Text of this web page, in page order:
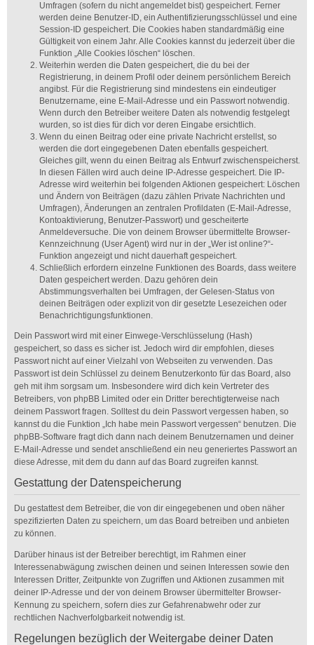
Umfragen (sofern du nicht angemeldet bist) gespeichert. Ferner
werden deine Benutzer-ID, ein Authentifizierungsschlüssel und eine
Session-ID gespeichert. Die Cookies haben standardmäßig eine
Gültigkeit von einem Jahr. Alle Cookies kannst du jederzeit über die
Funktion „Alle Cookies löschen“ löschen.
Weiterhin werden die Daten gespeichert, die du bei der
Registrierung, in deinem Profil oder deinem persönlichem Bereich
angibst. Für die Registrierung sind mindestens ein eindeutiger
Benutzername, eine E-Mail-Adresse und ein Passwort notwendig.
Wenn durch den Betreiber weitere Daten als notwendig festgelegt
wurden, so ist dies für dich vor deren Eingabe ersichtlich.
Wenn du einen Beitrag oder eine private Nachricht erstellst, so
werden die dort eingegebenen Daten ebenfalls gespeichert.
Gleiches gilt, wenn du einen Beitrag als Entwurf zwischenspeicherst.
In diesen Fällen wird auch deine IP-Adresse gespeichert. Die IP-
Adresse wird weiterhin bei folgenden Aktionen gespeichert: Löschen
und Ändern von Beiträgen (dazu zählen Private Nachrichten und
Umfragen), Änderungen an zentralen Profildaten (E-Mail-Adresse,
Kontoaktivierung, Benutzer-Passwort) und gescheiterte
Anmeldeversuche. Die von deinem Browser übermittelte Browser-
Kennzeichnung (User Agent) wird nur in der „Wer ist online?“-
Funktion angezeigt und nicht dauerhaft gespeichert.
Schließlich erfordern einzelne Funktionen des Boards, dass weitere
Daten gespeichert werden. Dazu gehören dein
Abstimmungsverhalten bei Umfragen, der Gelesen-Status von
deinen Beiträgen oder explizit von dir gesetzte Lesezeichen oder
Benachrichtigungsfunktionen.
Dein Passwort wird mit einer Einwege-Verschlüsselung (Hash)
gespeichert, so dass es sicher ist. Jedoch wird dir empfohlen, dieses
Passwort nicht auf einer Vielzahl von Webseiten zu verwenden. Das
Passwort ist dein Schlüssel zu deinem Benutzerkonto für das Board, also
geh mit ihm sorgsam um. Insbesondere wird dich kein Vertreter des
Betreibers, von phpBB Limited oder ein Dritter berechtigterweise nach
deinem Passwort fragen. Solltest du dein Passwort vergessen haben, so
kannst du die Funktion „Ich habe mein Passwort vergessen“ benutzen. Die
phpBB-Software fragt dich dann nach deinem Benutzernamen und deiner
E-Mail-Adresse und sendet anschließend ein neu generiertes Passwort an
diese Adresse, mit dem du dann auf das Board zugreifen kannst.
Gestattung der Datenspeicherung
Du gestattest dem Betreiber, die von dir eingegebenen und oben näher
spezifizierten Daten zu speichern, um das Board betreiben und anbieten
zu können.
Darüber hinaus ist der Betreiber berechtigt, im Rahmen einer
Interessenabwägung zwischen deinen und seinen Interessen sowie den
Interessen Dritter, Zeitpunkte von Zugriffen und Aktionen zusammen mit
deiner IP-Adresse und der von deinem Browser übermittelter Browser-
Kennung zu speichern, sofern dies zur Gefahrenabwehr oder zur
rechtlichen Nachverfolgbarkeit notwendig ist.
Regelungen bezüglich der Weitergabe deiner Daten